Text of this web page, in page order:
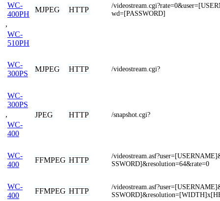
WC-
400PH
,
WC-
510PH
MJPEG HTTP
/
wd=[PASSWORD]
WC-
300PS
MJPEG HTTP /videostream.cgi?
WC-
300PS
,
WC-
400
JPEG HTTP /snapshot.cgi?
WC-
400
FFMPEG HTTP
/
SSWORD]&resolution=64&rate=0
WC-
400
FFMPEG HTTP
/